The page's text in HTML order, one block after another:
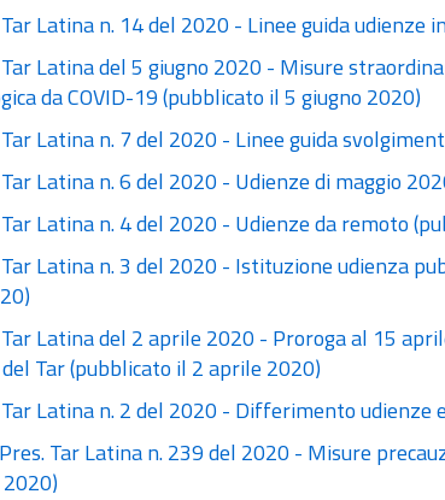
Tar Latina n. 14 del 2020 - Linee guida
Tar Latina del 5 giugno 2020 - Misure
da COVID-19 (pubblicato il 5 giugno 2020)
Tar Latina n. 7 del 2020 - Linee guida
Tar Latina n. 6 del 2020 - Udienze di maggio
Tar Latina n. 4 del 2020 - Udienze da remoto
Tar Latina n. 3 del 2020 - Istituzione udienza
Tar Latina del 2 aprile 2020 - Proroga al 15
Tar (pubblicato il 2 aprile 2020)
Tar Latina n. 2 del 2020 - Differimento
Tar Latina n. 239 del 2020 - Misure